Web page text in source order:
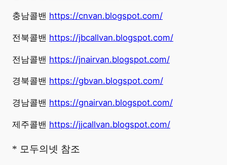
충남콜밴 https://cnvan.blogspot.com/
전북콜밴 https://jbcallvan.blogspot.com/
전남콜밴 https://jnairvan.blogspot.com/
경북콜밴 https://gbvan.blogspot.com/
경남콜밴 https://gnairvan.blogspot.com/
제주콜밴 https://jjcallvan.blogspot.com/
* 모두의넷 참조